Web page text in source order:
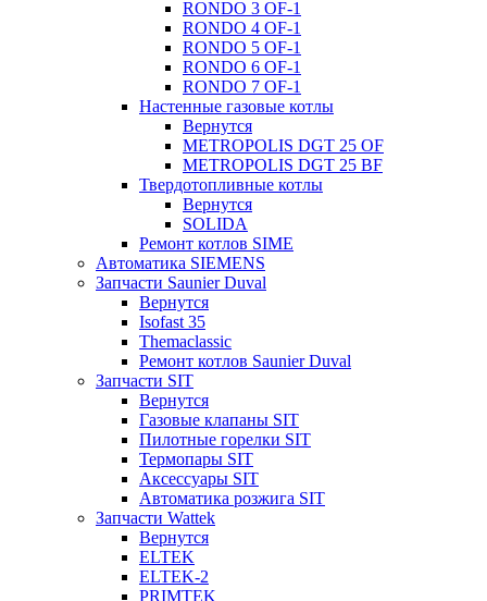
RONDO 3 OF-1
RONDO 4 OF-1
RONDO 5 OF-1
RONDO 6 OF-1
RONDO 7 OF-1
Настенные газовые котлы
Вернутся
METROPOLIS DGT 25 OF
METROPOLIS DGT 25 BF
Твердотопливные котлы
Вернутся
SOLIDA
Ремонт котлов SIME
Автоматика SIEMENS
Запчасти Saunier Duval
Вернутся
Isofast 35
Themaclassic
Ремонт котлов Saunier Duval
Запчасти SIT
Вернутся
Газовые клапаны SIT
Пилотные горелки SIT
Термопары SIT
Аксессуары SIT
Автоматика розжига SIT
Запчасти Wattek
Вернутся
ELTEK
ELTEK-2
PRIMTEK